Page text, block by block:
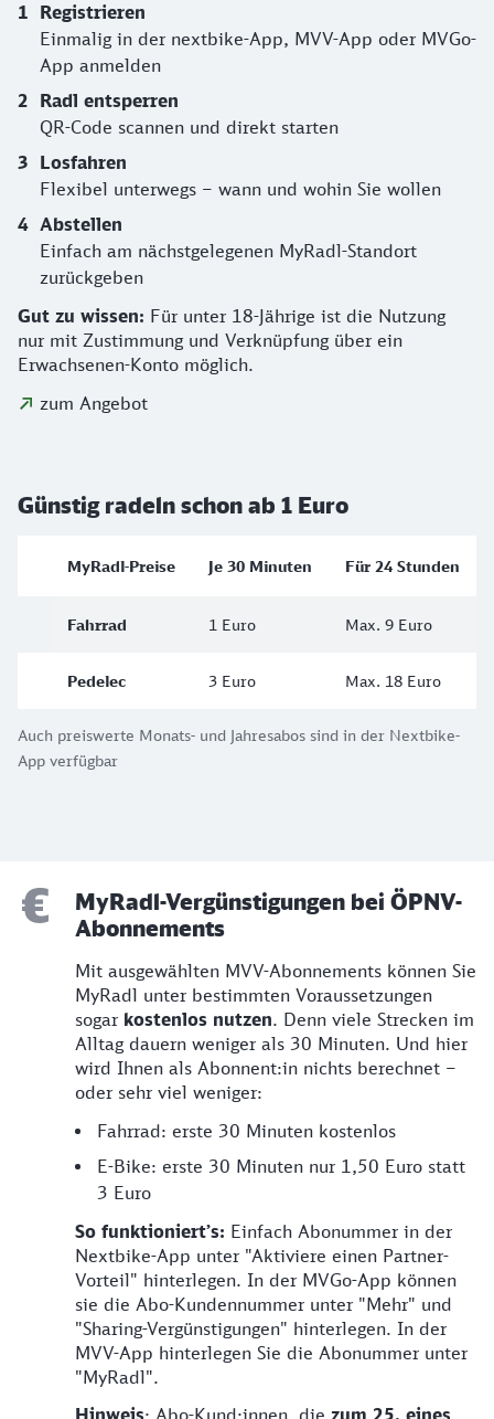
Registrieren
Einmalig in der nextbike-App, MVV-App oder MVGo-
App anmelden
Radl entsperren
QR-Code scannen und direkt starten
Losfahren
Flexibel unterwegs – wann und wohin Sie wollen
Abstellen
Einfach am nächstgelegenen MyRadl-Standort
zurückgeben
Gut zu wissen: Für unter 18-Jährige ist die Nutzung
nur mit Zustimmung und Verknüpfung über ein
Erwachsenen-Konto möglich.
zum Angebot
Günstig radeln schon ab 1 Euro
Auch preiswerte Monats- und Jahresabos sind in der Nextbike-
App verfügbar
MyRadl-Preise Je 30 Minuten Für 24 Stunden
Fahrrad 1 Euro Max. 9 Euro
Pedelec 3 Euro Max. 18 Euro
MyRadl-Vergünstigungen bei ÖPNV-
Abonnements
Mit ausgewählten MVV-Abonnements können Sie
MyRadl unter bestimmten Voraussetzungen
sogar kostenlos nutzen. Denn viele Strecken im
Alltag dauern weniger als 30 Minuten. Und hier
wird Ihnen als Abonnent:in nichts berechnet –
oder sehr viel weniger:
Fahrrad: erste 30 Minuten kostenlos
E-Bike: erste 30 Minuten nur 1,50 Euro statt
3 Euro
So funktioniert’s: Einfach Abonummer in der
Nextbike-App unter "Aktiviere einen Partner-
Vorteil" hinterlegen. In der MVGo-App können
sie die Abo-Kundennummer unter "Mehr" und
"Sharing-Vergünstigungen" hinterlegen. In der
MVV-App hinterlegen Sie die Abonummer unter
"MyRadl".
Hinweis: Abo-Kund:innen, die zum 25. eines